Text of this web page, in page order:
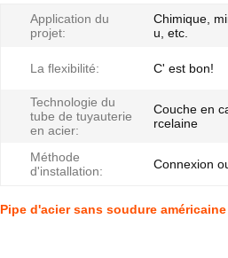
Application du
projet:
Chimique,
u, etc.
La flexibilité: C' est bon!
Technologie du
tube de tuyauterie
en acier:
Couche en
rcelaine
Méthode
d'installation:
Connexion
Pipe d'acier sans soudure